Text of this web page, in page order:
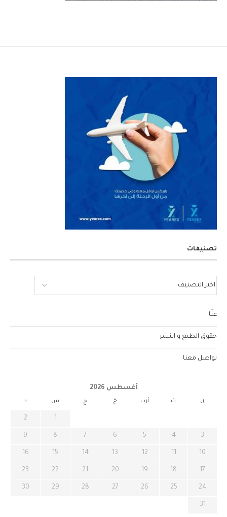
تصنيفات
عنّا
حقوق الطبع و النشر
تواصل معنا
أغسطس 2026
ن ث أرب خ ج س د
1
2
3
4
5
6
7
8
9
10
11
12
13
14
15
16
17
18
19
20
21
22
23
24
25
26
27
28
29
30
31